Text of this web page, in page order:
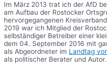
Im März 2013 trat ich der AfD
am Aufbau der Rostocker
hervorgegangenen
2019 war ich Mitglied der
selbständiger Betreiber einer
dem 04. September 2016 mit
als Abgeordneter im Landtag
als politischer Berater und Autor.